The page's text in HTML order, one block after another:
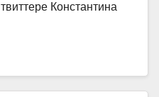
Константина